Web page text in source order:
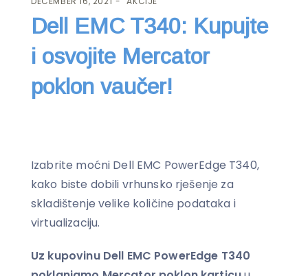
Dell EMC T340: Kupujte
i osvojite Mercator
poklon vaučer!
Izabrite moćni Dell EMC PowerEdge T340,
kako biste dobili vrhunsko rješenje za
skladištenje velike količine podataka i
virtualizaciju.
Uz kupovinu Dell EMC PowerEdge T340